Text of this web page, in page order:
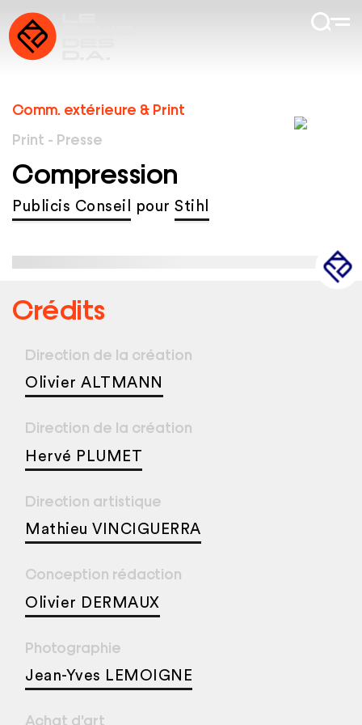
Comm. extérieure & Print
Print - Presse
Compression
Publicis Conseil pour Stihl
Crédits
Direction de la création
Olivier ALTMANN
Direction de la création
Hervé PLUMET
Direction artistique
Mathieu VINCIGUERRA
Conception rédaction
Olivier DERMAUX
Photographie
Jean-Yves LEMOIGNE
Achat d'art